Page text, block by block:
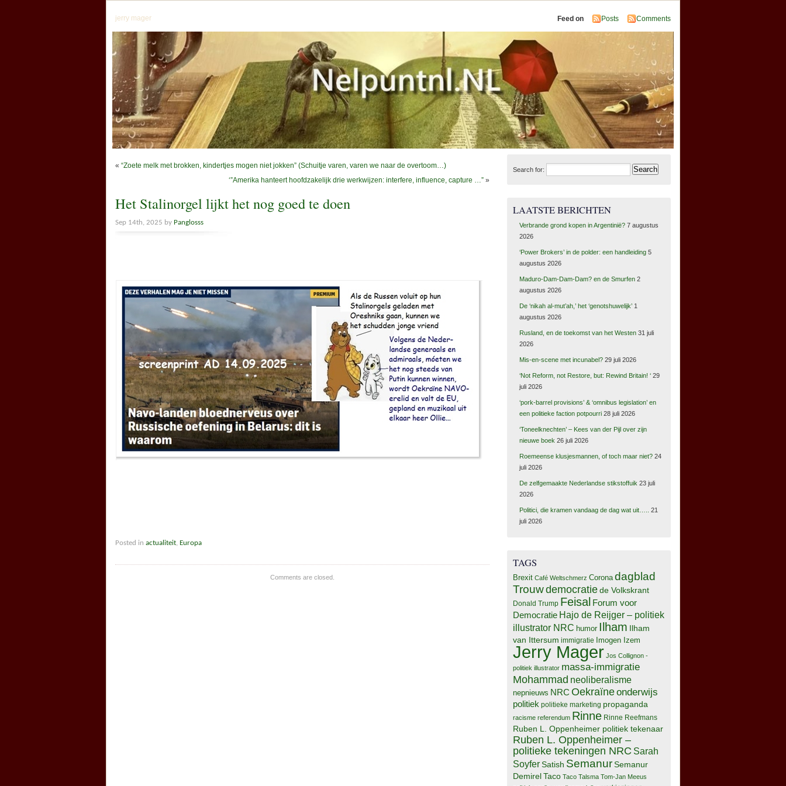
jerry mager Feed on Posts Comments
« “Zoete melk met brokken, kindertjes mogen niet jokken” (Schuitje varen, varen we naar de overtoom…)
‘”Amerika hanteert hoofdzakelijk drie werkwijzen: interfere, influence, capture …” »
Het Stalinorgel lijkt het nog goed te doen
Sep 14th, 2025 by Panglosss
Posted in actualiteit, Europa
Comments are closed.
Search for:
LAATSTE BERICHTEN
Verbrande grond kopen in Argentinië? 7 augustus
2026
‘Power Brokers’ in de polder: een handleiding 5
augustus 2026
Maduro-Dam-Dam-Dam? en de Smurfen 2
augustus 2026
De ‘nikah al-mut’ah,’ het ‘genotshuwelijk’ 1
augustus 2026
Rusland, en de toekomst van het Westen 31 juli
2026
Mis-en-scene met incunabel? 29 juli 2026
‘Not Reform, not Restore, but: Rewind Britain! ‘ 29
juli 2026
‘pork-barrel provisions’ & ‘omnibus legislation’ en
een politieke faction potpourri 28 juli 2026
‘Toneelknechten’ – Kees van der Pijl over zijn
nieuwe boek 26 juli 2026
Roemeense klusjesmannen, of toch maar niet? 24
juli 2026
De zelfgemaakte Nederlandse stikstoffuik 23 juli
2026
Politici, die kramen vandaag de dag wat uit…..
21
juli 2026
TAGS
Brexit Café Weltschmerz Corona dagblad
Trouwdemocratiede Volkskrant
Donald Trump Feisal Forum voor
Democratie Hajo de Reijger – politiek
illustrator NRC humor Ilham Ilham
van Ittersum immigratie Imogen Izem
Jerry Mager Jos Collignon -
politiek illustrator massa-immigratie
Mohammad neoliberalisme
nepnieuws NRC Oekraïneonderwijs
politiek politieke marketing propaganda
racisme referendum Rinne Rinne Reefmans
Ruben L. Oppenheimer politiek tekenaar
Ruben L. Oppenheimer –
politieke tekeningen NRC Sarah
Soyfer Satish SemanurSemanur
DemirelTaco Taco Talsma Tom-Jan Meeus